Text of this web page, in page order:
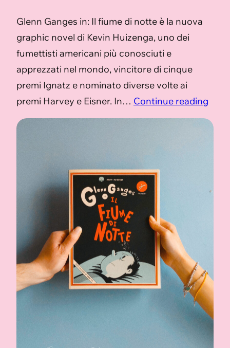
Glenn Ganges in: Il fiume di notte è la nuova
graphic novel di Kevin Huizenga, uno dei
fumettisti americani più conosciuti e
apprezzati nel mondo, vincitore di cinque
premi Ignatz e nominato diverse volte ai
premi Harvey e Eisner. In… Continue reading